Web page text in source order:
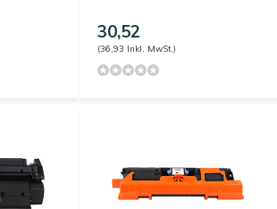
30,52
(36,93 Inkl. MwSt.)